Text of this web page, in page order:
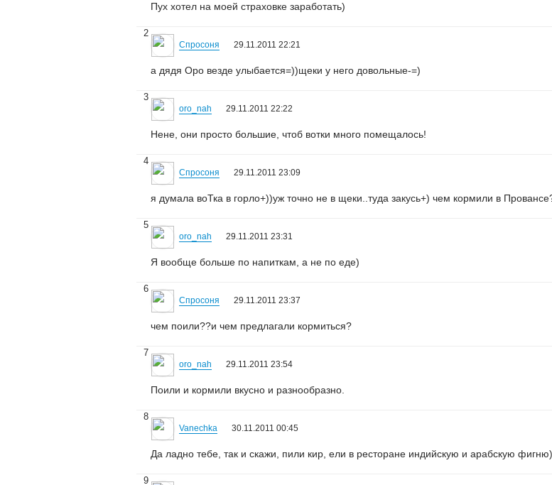
Пух хотел на моей страховке заработать)
2
Спросоня 29.11.2011 22:21
а дядя Оро везде улыбается=))щеки у него довольные-=)
3
oro_nah 29.11.2011 22:22
Нене, они просто большие, чтоб вотки много помещалось!
4
Спросоня 29.11.2011 23:09
я думала воТка в горло+))уж точно не в щеки..туда закусь+) чем кормили в
5
oro_nah 29.11.2011 23:31
Я вообще больше по напиткам, а не по еде)
6
Спросоня 29.11.2011 23:37
чем поили??и чем предлагали кормиться?
7
oro_nah 29.11.2011 23:54
Поили и кормили вкусно и разнообразно.
8
Vanechka 30.11.2011 00:45
Да ладно тебе, так и скажи, пили кир, ели в ресторане индийскую и арабскую
9